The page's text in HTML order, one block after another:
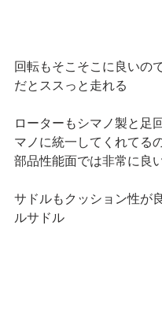
回転もそこそこに良いの
だとススっと走れる
ローターもシマノ製と足
マノに統一してくれてる
部品性能面では非常に良
サドルもクッション性が
ルサドル